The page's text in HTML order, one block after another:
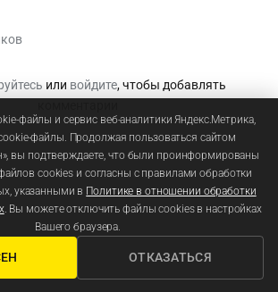
или войдите, чтобы добавлять
файлы и сервис веб-аналитики Яндекс.Метрика,
файлы. Продолжая пользоваться сайтом
вы подтверждаете, что были проинформированы
cookies и согласны с правилами обработки
указанными в Политике в отношении обработки
. Вы можете отключить файлы cookies в настройках
Вашего браузера.
ОТКАЗАТЬСЯ